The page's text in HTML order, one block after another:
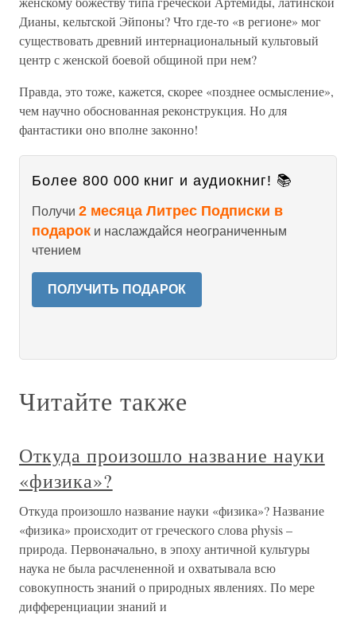
Дианы, кельтской Эйпоны? Что где-то «в регионе» мог
существовать древний интернациональный культовый
центр с женской боевой общиной при нем?
Правда, это тоже, кажется, скорее «позднее осмысление»,
чем научно обоснованная реконструкция. Но для
фантастики оно вполне законно!
Более 800 000 книг и аудиокниг! 📚
Получи 2 месяца Литрес Подписки в
подарок и наслаждайся неограниченным
чтением
ПОЛУЧИТЬ ПОДАРОК
Читайте также
Откуда произошло название науки
«физика»?
Откуда произошло название науки «физика»? Название
«физика» происходит от греческого слова physis –
природа. Первоначально, в эпоху античной культуры
наука не была расчлененной и охватывала всю
совокупность знаний о природных явлениях. По мере
дифференциации знаний и